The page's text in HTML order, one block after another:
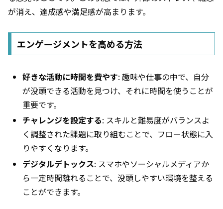
が消え、達成感や満足感が高まります。
エンゲージメントを高める方法
好きな活動に時間を費やす: 趣味や仕事の中で、自分
が没頭できる活動を見つけ、それに時間を使うことが
重要です。
チャレンジを設定する: スキルと難易度がバランスよ
く調整された課題に取り組むことで、フロー状態に入
りやすくなります。
デジタルデトックス: スマホやソーシャルメディアか
ら一定時間離れることで、没頭しやすい環境を整える
ことができます。